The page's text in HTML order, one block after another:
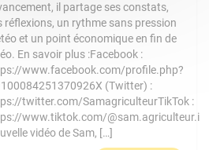
il partage ses constats,
réflexions, un rythme sans pression
et un point économique en fin de
En savoir plus :Facebook :
www.facebook.com/profile.php?
(Twitter) :
twitter.com/SamagriculteurTikTok :
www.tiktok.com/@sam.agriculteur.i
vidéo de Sam, […]